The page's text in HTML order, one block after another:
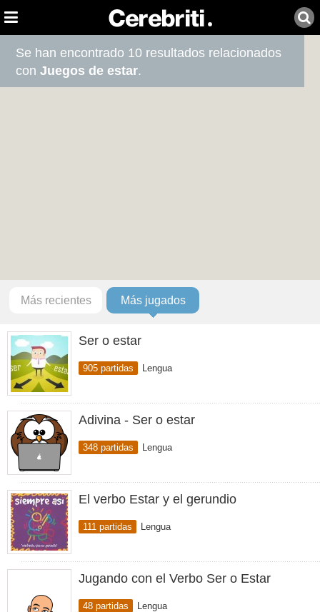
Se han encontrado 10 resultados relacionados
conJuegos de estar.
Más recientes Más jugados
Ser o estar
905 partidas Lengua
Adivina - Ser o estar
348 partidas Lengua
El verbo Estar y el gerundio
111 partidas Lengua
Jugando con el Verbo Ser o Estar
48 partidas Lengua